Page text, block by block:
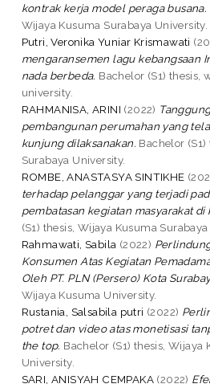
kontrak kerja model peraga busana.
Wijaya Kusuma Surabaya University.
Putri, Veronika Yuniar Krismawati
mengaransemen lagu kebangsaan
nada berbeda. Bachelor (S1) thesis,
university.
RAHMANISA, ARINI (2022)
pembangunan perumahan yang
kunjung dilaksanakan. Bachelor
Surabaya University.
ROMBE, ANASTASYA SINTIKHE
terhadap pelanggar yang terjadi
pembatasan kegiatan masyarakat di
(S1) thesis, Wijaya Kusuma
Rahmawati, Sabila (2022)
Konsumen Atas Kegiatan
Oleh PT. PLN (Persero) Kota
Wijaya Kusuma University.
Rustania, Salsabila putri (2022)
potret dan video atas monetisasi
the top. Bachelor (S1) thesis, Wijaya
University.
SARI, ANISYAH CEMPAKA (2022)